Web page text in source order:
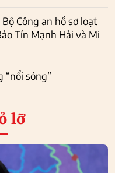
Công an hồ sơ loạt
Tín Mạnh Hải và Mi
“nổi sóng”
lỡ